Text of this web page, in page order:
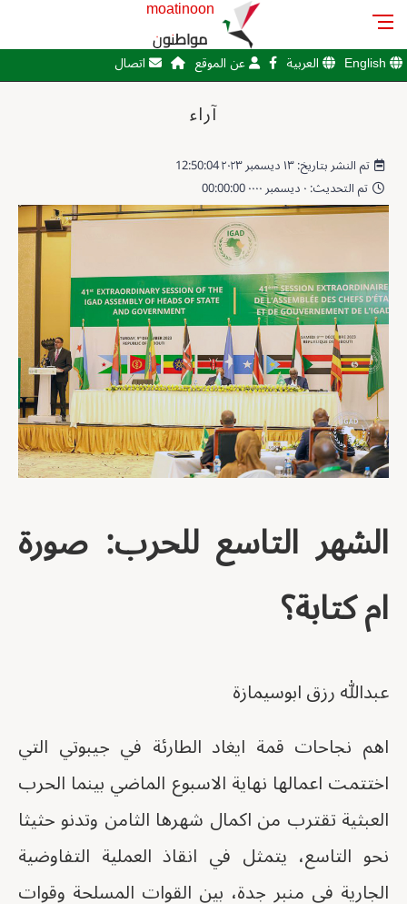
moatinoon
مواطنون
English العربية عن الموقع اتصال
آراء
تم النشر بتاريخ: ١٣ ديسمبر ٢٠٢٣ 12:50:04
تم التحديث: ٠ ديسمبر ٠٠٠٠ 00:00:00
الشهر التاسع للحرب: صورة
ام كتابة؟
عبدالله رزق ابوسيمازة
اهم نجاحات قمة ايغاد الطارئة في جيبوتي التي
اختتمت اعمالها نهاية الاسبوع الماضي بينما الحرب
العبثية تقترب من اكمال شهرها الثامن وتدنو حثيثا
نحو التاسع، يتمثل في انقاذ العملية التفاوضية
الجارية في منبر جدة، بين القوات المسلحة وقوات